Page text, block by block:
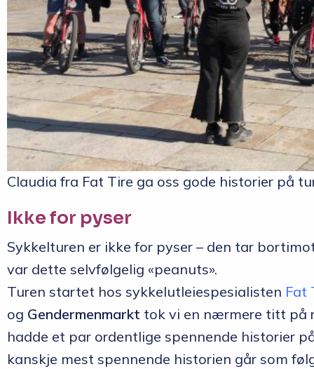
Claudia fra Fat Tire ga oss gode historier på
Ikke for pyser
Sykkelturen er ikke for pyser – den tar
var dette selvfølgelig «peanuts».
Turen startet hos sykkelutleiespesialisten Fat
og Gendermenmarkt tok vi en nærmere titt på
hadde et par ordentlige spennende historier
kanskje mest spennende historien går som